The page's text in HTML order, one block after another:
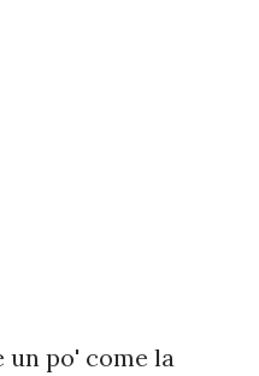
po' come la